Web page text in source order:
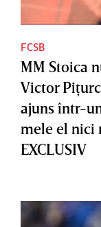
FCSB
MM Stoica
Victor
ajuns într-
mele el nici
EXCLUSIV